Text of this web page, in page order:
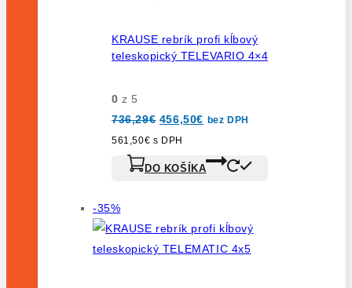
KRAUSE rebrík profi kĺbový
teleskopický TELEVARIO 4×4
0 z 5
736,29€ Pôvodná
cena
bola:
456,50€ Aktuálna
cena
bez DPH
561,50€ s DPH
DO KOŠÍKA
-35%Výrobok
na
predaj